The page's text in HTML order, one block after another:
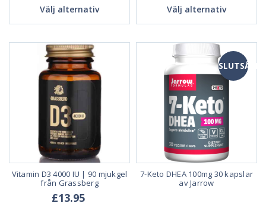
Välj alternativ Välj alternativ
Vitamin D3 4000 IU | 90 mjukgel
från Grassberg
£13.95
SLUTSÅLD
7-Keto DHEA 100mg 30 kapslar
av Jarrow